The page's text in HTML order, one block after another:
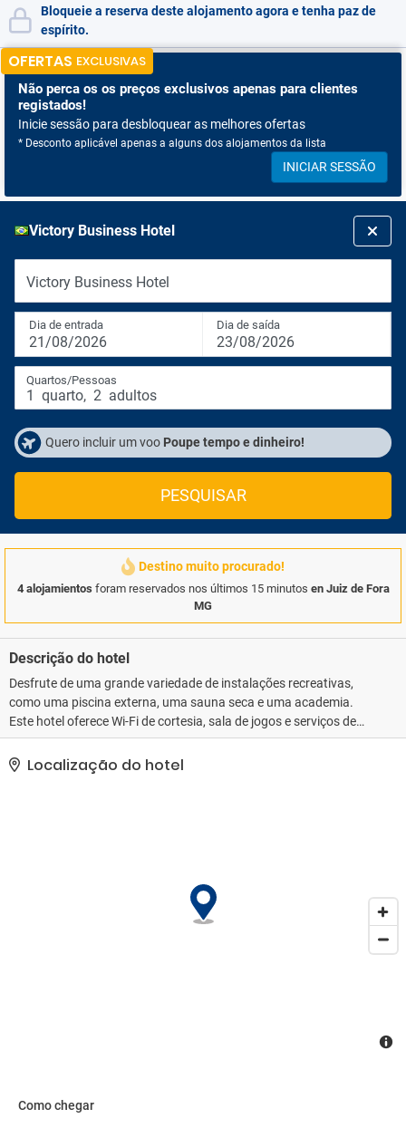
Bloqueie a reserva deste alojamento agora e tenha paz de
espírito.
OFERTAS EXCLUSIVAS
Não perca os os preços exclusivos apenas para clientes
registados!
Inicie sessão para desbloquear as melhores ofertas
* Desconto aplicável apenas a alguns dos alojamentos da lista
INICIAR SESSÃO
Victory Business Hotel
Victory Business Hotel
Dia de entrada
21/08/2026
Dia de saída
23/08/2026
Quartos/Pessoas
1 quarto, 2 adultos
Quero incluir um voo Poupe tempo e dinheiro!
PESQUISAR
Destino muito procurado!
4 alojamientos foram reservados nos últimos 15 minutos en Juiz de Fora
MG
Descrição do hotel
Desfrute de uma grande variedade de instalações recreativas,
como uma piscina externa, uma sauna seca e uma academia.
Este hotel oferece Wi-Fi de cortesia, sala de jogos e serviços de
casamento.. As comodidades presentes incluem um business
center, jornais de cortesia no saguão e serviço de lavanderia e
lavagem a seco. Este hotel oferece instalações para eventos,
Localização do hotel
Como chegar